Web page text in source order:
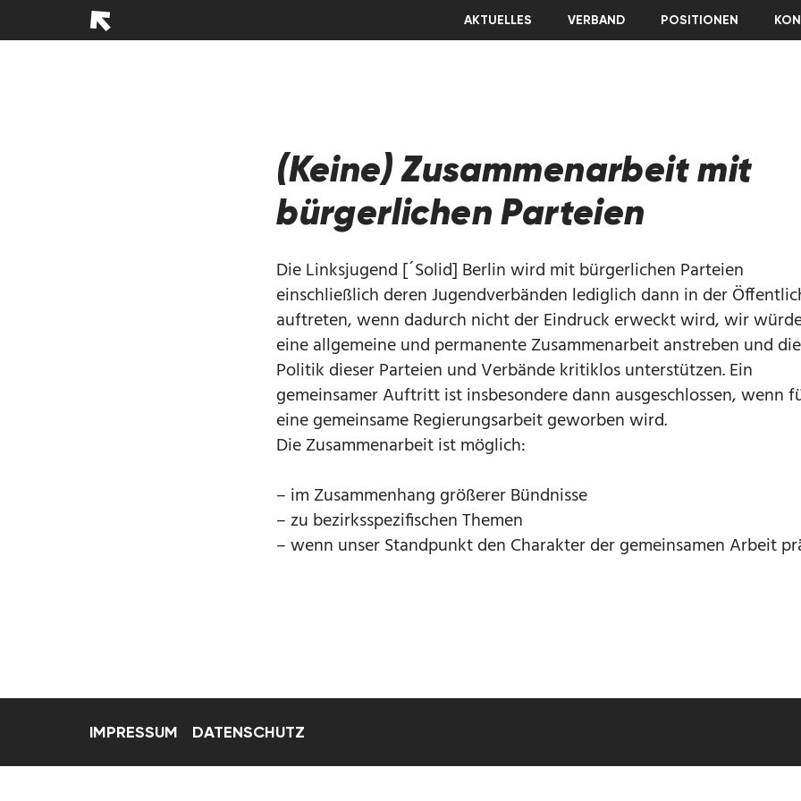
AKTUELLES VERBAND POSITIONEN
(Keine) Zusammenarbeit mit
bürgerlichen Parteien
Die Linksjugend [´Solid] Berlin wird mit bürgerlichen Parteien
einschließlich deren Jugendverbänden lediglich dann in der
auftreten, wenn dadurch nicht der Eindruck erweckt wird, wir
eine allgemeine und permanente Zusammenarbeit anstreben und die
Politik dieser Parteien und Verbände kritiklos unterstützen. Ein
gemeinsamer Auftritt ist insbesondere dann ausgeschlossen, wenn
eine gemeinsame Regierungsarbeit geworben wird.
Die Zusammenarbeit ist möglich:
– im Zusammenhang größerer Bündnisse
– zu bezirksspezifischen Themen
– wenn unser Standpunkt den Charakter der gemeinsamen Arbeit
IMPRESSUM DATENSCHUTZ